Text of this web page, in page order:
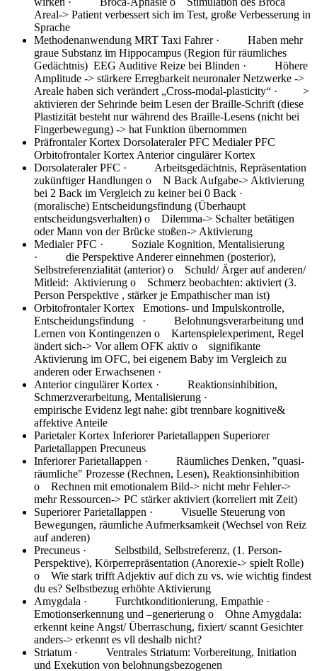
Areal-> Patient verbessert sich im Test, große Verbesserung in
Sprache
Methodenanwendung MRT Taxi Fahrer · Haben mehr
graue Substanz im Hippocampus (Region für räumliches
Gedächtnis) EEG Auditive Reize bei Blinden · Höhere
Amplitude -> stärkere Erregbarkeit neuronaler Netzwerke ->
Areale haben sich verändert „Cross-modal-plasticity“ · >
aktivieren der Sehrinde beim Lesen der Braille-Schrift (diese
Plastizität besteht nur während des Braille-Lesens (nicht bei
Fingerbewegung) -> hat Funktion übernommen
Präfrontaler Kortex Dorsolateraler PFC Medialer PFC
Orbitofrontaler Kortex Anterior cingulärer Kortex
Dorsolateraler PFC · Arbeitsgedächtnis, Repräsentation
zukünftiger Handlungen o N Back Aufgabe-> Aktivierung
bei 2 Back im Vergleich zu keiner bei 0 Back ·
(moralische) Entscheidungsfindung (Überhaupt
entscheidungsverhalten) o Dilemma-> Schalter betätigen
oder Mann von der Brücke stoßen-> Aktivierung
Medialer PFC · Soziale Kognition, Mentalisierung
· die Perspektive Anderer einnehmen (posterior),
Selbstreferenzialität (anterior) o Schuld/ Ärger auf anderen/
Mitleid: Aktivierung o Schmerz beobachten: aktiviert (3.
Person Perspektive , stärker je Empathischer man ist)
Orbitofrontaler Kortex
Emotions- und Impulskontrolle,
Entscheidungsfindung · Belohnungsverarbeitung und
Lernen von Kontingenzen o Kartenspielexperiment, Regel
ändert sich-> Vor allem OFK aktiv o signifikante
Aktivierung im OFC, bei eigenem Baby im Vergleich zu
anderen oder Erwachsenen ·
Anterior cingulärer Kortex · Reaktionsinhibition,
Schmerzverarbeitung, Mentalisierung ·
empirische Evidenz legt nahe: gibt trennbare kognitive&
affektive Anteile
Parietaler Kortex Inferiorer Parietallappen Superiorer
Parietallappen Precuneus
Inferiorer Parietallappen · Räumliches Denken, "quasi-
räumliche" Prozesse (Rechnen, Lesen), Reaktionsinhibition
o Rechnen mit emotionalem Bild-> nicht mehr Fehler->
mehr Ressourcen-> PC stärker aktiviert (korreliert mit Zeit)
Superiorer Parietallappen · Visuelle Steuerung von
Bewegungen, räumliche Aufmerksamkeit (Wechsel von Reiz
auf anderen)
Precuneus · Selbstbild, Selbstreferenz, (1. Person-
Perspektive), Körperrepräsentation (Anorexie-> spielt Rolle)
o Wie stark trifft Adjektiv auf dich zu vs. wie wichtig findest
du es? Selbstbezug erhöhte Aktivierung
Amygdala · Furchtkonditionierung, Empathie ·
Emotionserkennung und –generierung o Ohne Amygdala:
erkennt keine Angst/ Überraschung, fixiert/ scannt Gesichter
anders-> erkennt es vll deshalb nicht?
Striatum · Ventrales Striatum: Vorbereitung, Initiation
und Exekution von belohnungsbezogenen